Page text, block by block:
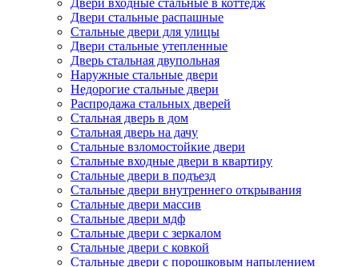
Двери входные стальные в коттедж
Двери стальные распашные
Стальные двери для улицы
Двери стальные утепленные
Дверь стальная двупольная
Наружные стальные двери
Недорогие стальные двери
Распродажа стальных дверей
Стальная дверь в дом
Стальная дверь на дачу
Стальные взломостойкие двери
Стальные входные двери в квартиру
Стальные двери в подъезд
Стальные двери внутреннего открывания
Стальные двери массив
Стальные двери мдф
Стальные двери с зеркалом
Стальные двери с ковкой
Стальные двери с порошковым напылением